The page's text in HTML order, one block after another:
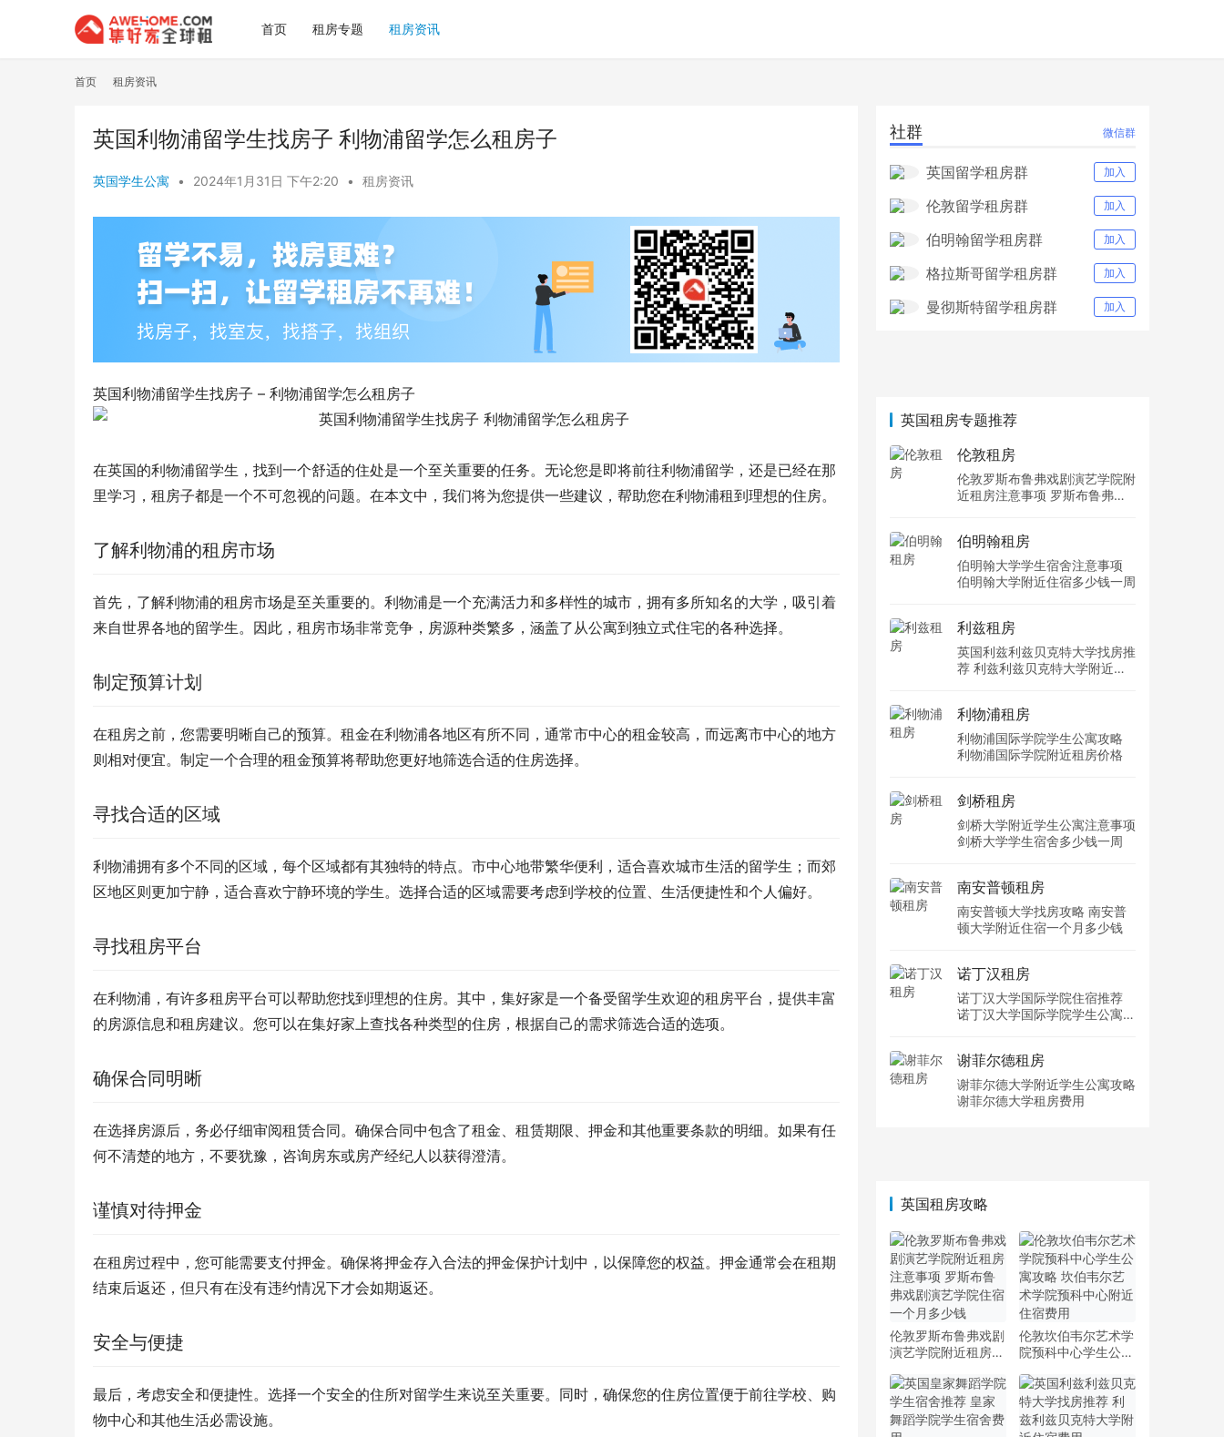
首页 租房专题 租房资讯
首页 租房资讯
英国利物浦留学生找房子 利物浦留学怎么租房子
英国学生公寓 • 2024年1月31日 下午2:20 • 租房资讯
英国利物浦留学生找房子 – 利物浦留学怎么租房子
在英国的利物浦留学生，找到一个舒适的住处是一个至关重要的任务。无论您是即将前往利物浦留学，还是已经在那
里学习，租房子都是一个不可忽视的问题。在本文中，我们将为您提供一些建议，帮助您在利物浦租到理想的住房。
了解利物浦的租房市场
首先，了解利物浦的租房市场是至关重要的。利物浦是一个充满活力和多样性的城市，拥有多所知名的大学，吸引着
来自世界各地的留学生。因此，租房市场非常竞争，房源种类繁多，涵盖了从公寓到独立式住宅的各种选择。
制定预算计划
在租房之前，您需要明晰自己的预算。租金在利物浦各地区有所不同，通常市中心的租金较高，而远离市中心的地方
则相对便宜。制定一个合理的租金预算将帮助您更好地筛选合适的住房选择。
寻找合适的区域
利物浦拥有多个不同的区域，每个区域都有其独特的特点。市中心地带繁华便利，适合喜欢城市生活的留学生；而郊
区地区则更加宁静，适合喜欢宁静环境的学生。选择合适的区域需要考虑到学校的位置、生活便捷性和个人偏好。
寻找租房平台
在利物浦，有许多租房平台可以帮助您找到理想的住房。其中，集好家是一个备受留学生欢迎的租房平台，提供丰富
的房源信息和租房建议。您可以在集好家上查找各种类型的住房，根据自己的需求筛选合适的选项。
确保合同明晰
在选择房源后，务必仔细审阅租赁合同。确保合同中包含了租金、租赁期限、押金和其他重要条款的明细。如果有任
何不清楚的地方，不要犹豫，咨询房东或房产经纪人以获得澄清。
谨慎对待押金
在租房过程中，您可能需要支付押金。确保将押金存入合法的押金保护计划中，以保障您的权益。押金通常会在租期
结束后返还，但只有在没有违约情况下才会如期返还。
安全与便捷
最后，考虑安全和便捷性。选择一个安全的住所对留学生来说至关重要。同时，确保您的住房位置便于前往学校、购
物中心和其他生活必需设施。
社群 微信群
英国留学租房群 加入
伦敦留学租房群 加入
伯明翰留学租房群 加入
格拉斯哥留学租房群 加入
曼彻斯特留学租房群 加入
英国租房专题推荐
伦敦租房
伦敦罗斯布鲁弗戏剧演艺学院附
近租房注意事项 罗斯布鲁弗戏
伯明翰租房
伯明翰大学学生宿舍注意事项
伯明翰大学附近住宿多少钱一周
利兹租房
英国利兹利兹贝克特大学找房推
荐 利兹利兹贝克特大学附近住
利物浦租房
利物浦国际学院学生公寓攻略
利物浦国际学院附近租房价格
剑桥租房
剑桥大学附近学生公寓注意事项
剑桥大学学生宿舍多少钱一周
南安普顿租房
南安普顿大学找房攻略 南安普
顿大学附近住宿一个月多少钱
诺丁汉租房
诺丁汉大学国际学院住宿推荐
诺丁汉大学国际学院学生公寓多
谢菲尔德租房
谢菲尔德大学附近学生公寓攻略
谢菲尔德大学租房费用
英国租房攻略
伦敦罗斯布鲁弗戏剧
演艺学院附近租房注
戏剧演艺学院住宿一
个月多少钱
伦敦坎伯韦尔艺术学
院预科中心学生公寓
学院预科中心附近住
宿费用